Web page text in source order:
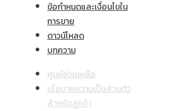
ข้อกำหนดและเงื่อนไขใน
การขาย
ดาวน์โหลด
บทความ
ศูนย์ช่วยเหลือ
นโยบายความเป็นส่วนตัว
สำหรับลูกค้า